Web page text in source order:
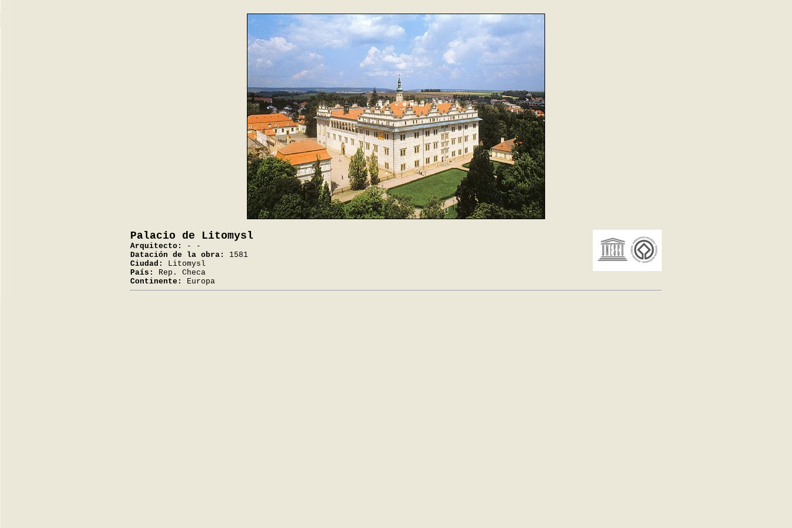
Palacio de Litomysl
Arquitecto:
- -
Datación de la obra:
1581
Ciudad:
Litomysl
País:
Rep. Checa
Continente:
Europa